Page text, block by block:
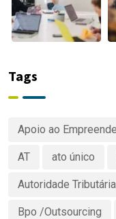
Tags
Apoio ao
AT ato único
Autoridade Tributária
Bpo /Outsourcing